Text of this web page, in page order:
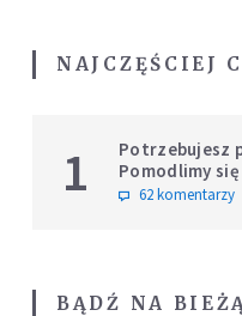
NAJCZĘŚCIEJ
1
Potrzebujesz
Pomodlimy
intencji
62 komentarzy
BĄDŹ NA